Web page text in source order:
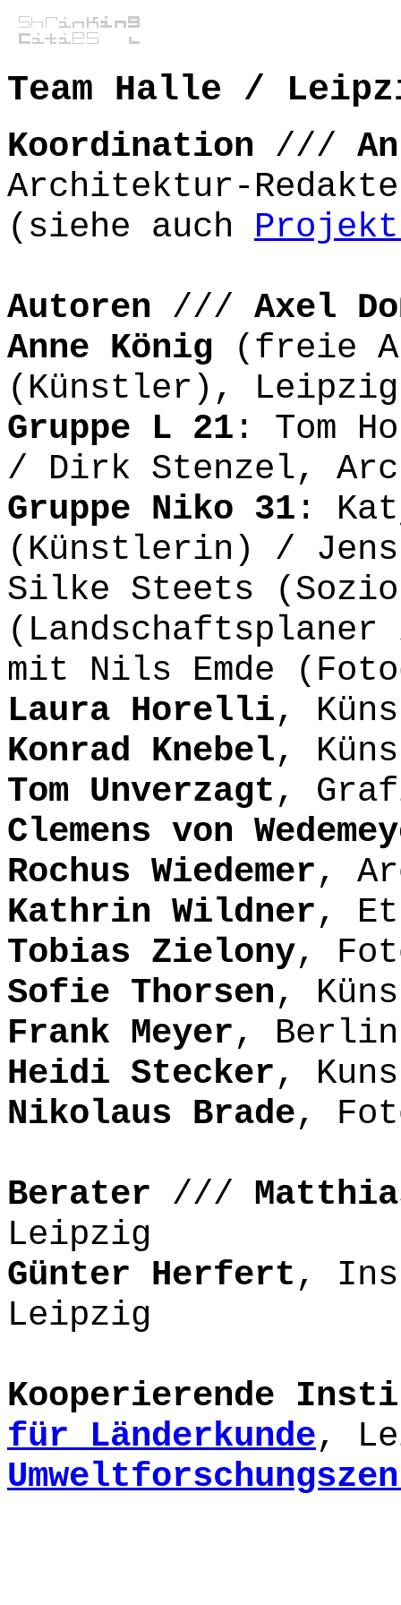
Team Halle /
Koordination ///
Architektur-
(siehe auch
Autoren /// Axel
Anne König (freie
(Künstler), Leipzig
Gruppe L 21 : Tom
/ Dirk Stenzel,
Gruppe Niko 31 :
(Künstlerin) /
Silke Steets
mit Nils Emde
Laura Horelli,
Konrad Knebel,
Tom Unverzagt ,
Clemens von
Rochus Wiedemer,
Kathrin Wildner,
Tobias Zielony,
Sofie Thorsen,
Frank Meyer, Berlin
Heidi Stecker,
Nikolaus Brade,
Berater ///
Leipzig
Günter Herfert ,
Leipzig
Kooperierende
für Länderkunde,